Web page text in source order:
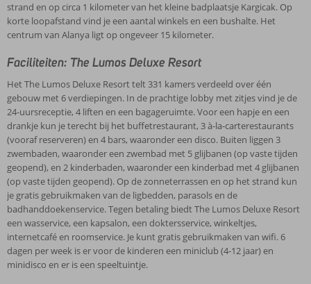
strand en op circa 1 kilometer van het kleine badplaatsje Kargicak. Op
korte loopafstand vind je een aantal winkels en een bushalte. Het
centrum van Alanya ligt op ongeveer 15 kilometer.
Faciliteiten: The Lumos Deluxe Resort
Het The Lumos Deluxe Resort telt 331 kamers verdeeld over één
gebouw met 6 verdiepingen. In de prachtige lobby met zitjes vind je de
24-uursreceptie, 4 liften en een bagageruimte. Voor een hapje en een
drankje kun je terecht bij het buffetrestaurant, 3 à-la-carterestaurants
(vooraf reserveren) en 4 bars, waaronder een disco. Buiten liggen 3
zwembaden, waaronder een zwembad met 5 glijbanen (op vaste tijden
geopend), en 2 kinderbaden, waaronder een kinderbad met 4 glijbanen
(op vaste tijden geopend). Op de zonneterrassen en op het strand kun
je gratis gebruikmaken van de ligbedden, parasols en de
badhanddoekenservice. Tegen betaling biedt The Lumos Deluxe Resort
een wasservice, een kapsalon, een doktersservice, winkeltjes,
internetcafé en roomservice. Je kunt gratis gebruikmaken van wifi. 6
dagen per week is er voor de kinderen een miniclub (4-12 jaar) en
minidisco en er is een speeltuintje.